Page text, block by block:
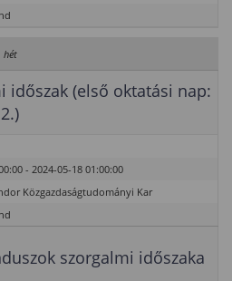
hét
időszak (első oktatási nap:
- 2024-05-18 01:00:00
Közgazdaságtudományi Kar
szorgalmi időszaka